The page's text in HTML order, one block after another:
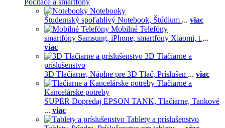
Počítače a smartfóny
Notebooky
Študentský spoľahlivý Notebook, Štúdium ... viac
Mobilné Telefóny
smartfóny Samsung, iPhone, smartfóny Xiaomi, t ...
viac
3D Tlačiarne a
príslušenstvo
3D Tlačiarne, Náplne pre 3D Tlač, Príslušen ... viac
Tlačiarne a
Kancelárske potreby
SUPER Dopredaj EPSON TANK, Tlačiarne, Tankové
... viac
Tablety a príslušenstvo